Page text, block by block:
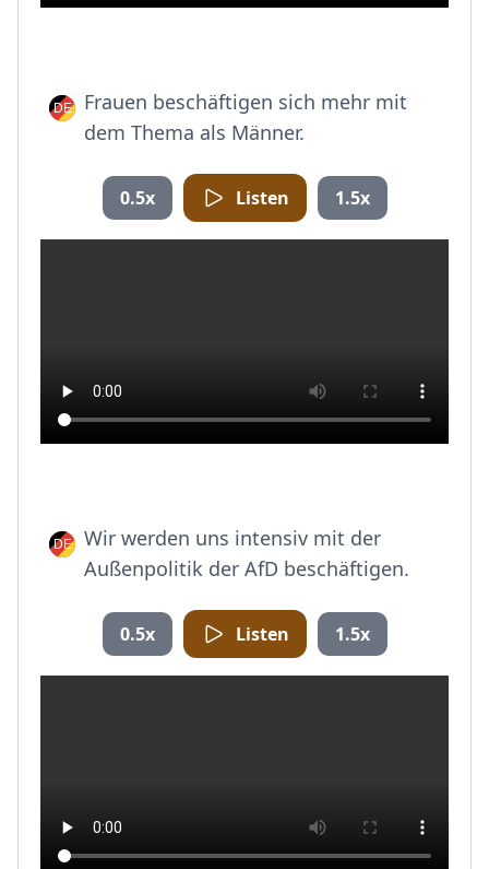
Frauen beschäftigen sich mehr mit
dem Thema als Männer.
0.5x Listen 1.5x
Wir werden uns intensiv mit der
Außenpolitik der AfD beschäftigen.
0.5x Listen 1.5x